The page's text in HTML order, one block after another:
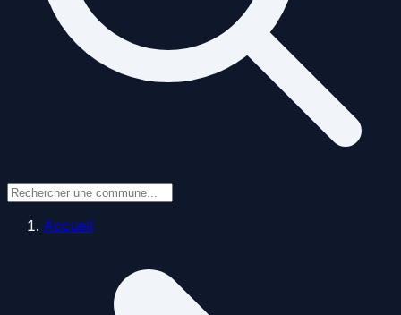
Accueil